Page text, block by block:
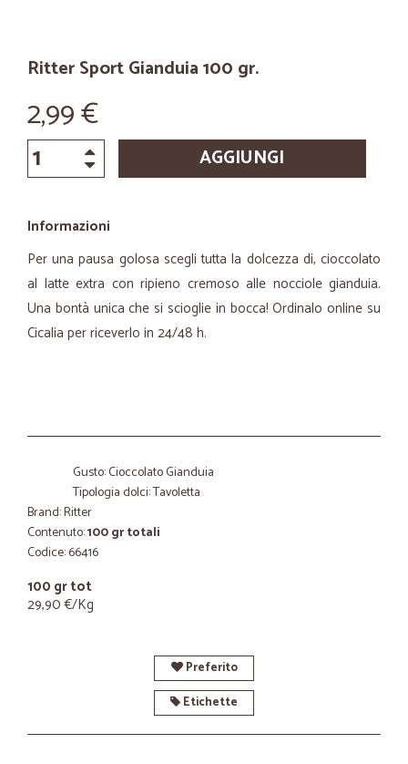
Ritter Sport Gianduia 100 gr.
2,99 €
AGGIUNGI
Informazioni
Per una pausa golosa scegli tutta la dolcezza di, cioccolato
al latte extra con ripieno cremoso alle nocciole gianduia.
Una bontà unica che si scioglie in bocca! Ordinalo online su
Cicalia per riceverlo in 24/48 h.
Gusto: Cioccolato Gianduia
Tipologia dolci: Tavoletta
Brand: Ritter
Contenuto:100 gr totali
Codice: 66416
100 gr tot
29,90 €/Kg
Preferito
Etichette